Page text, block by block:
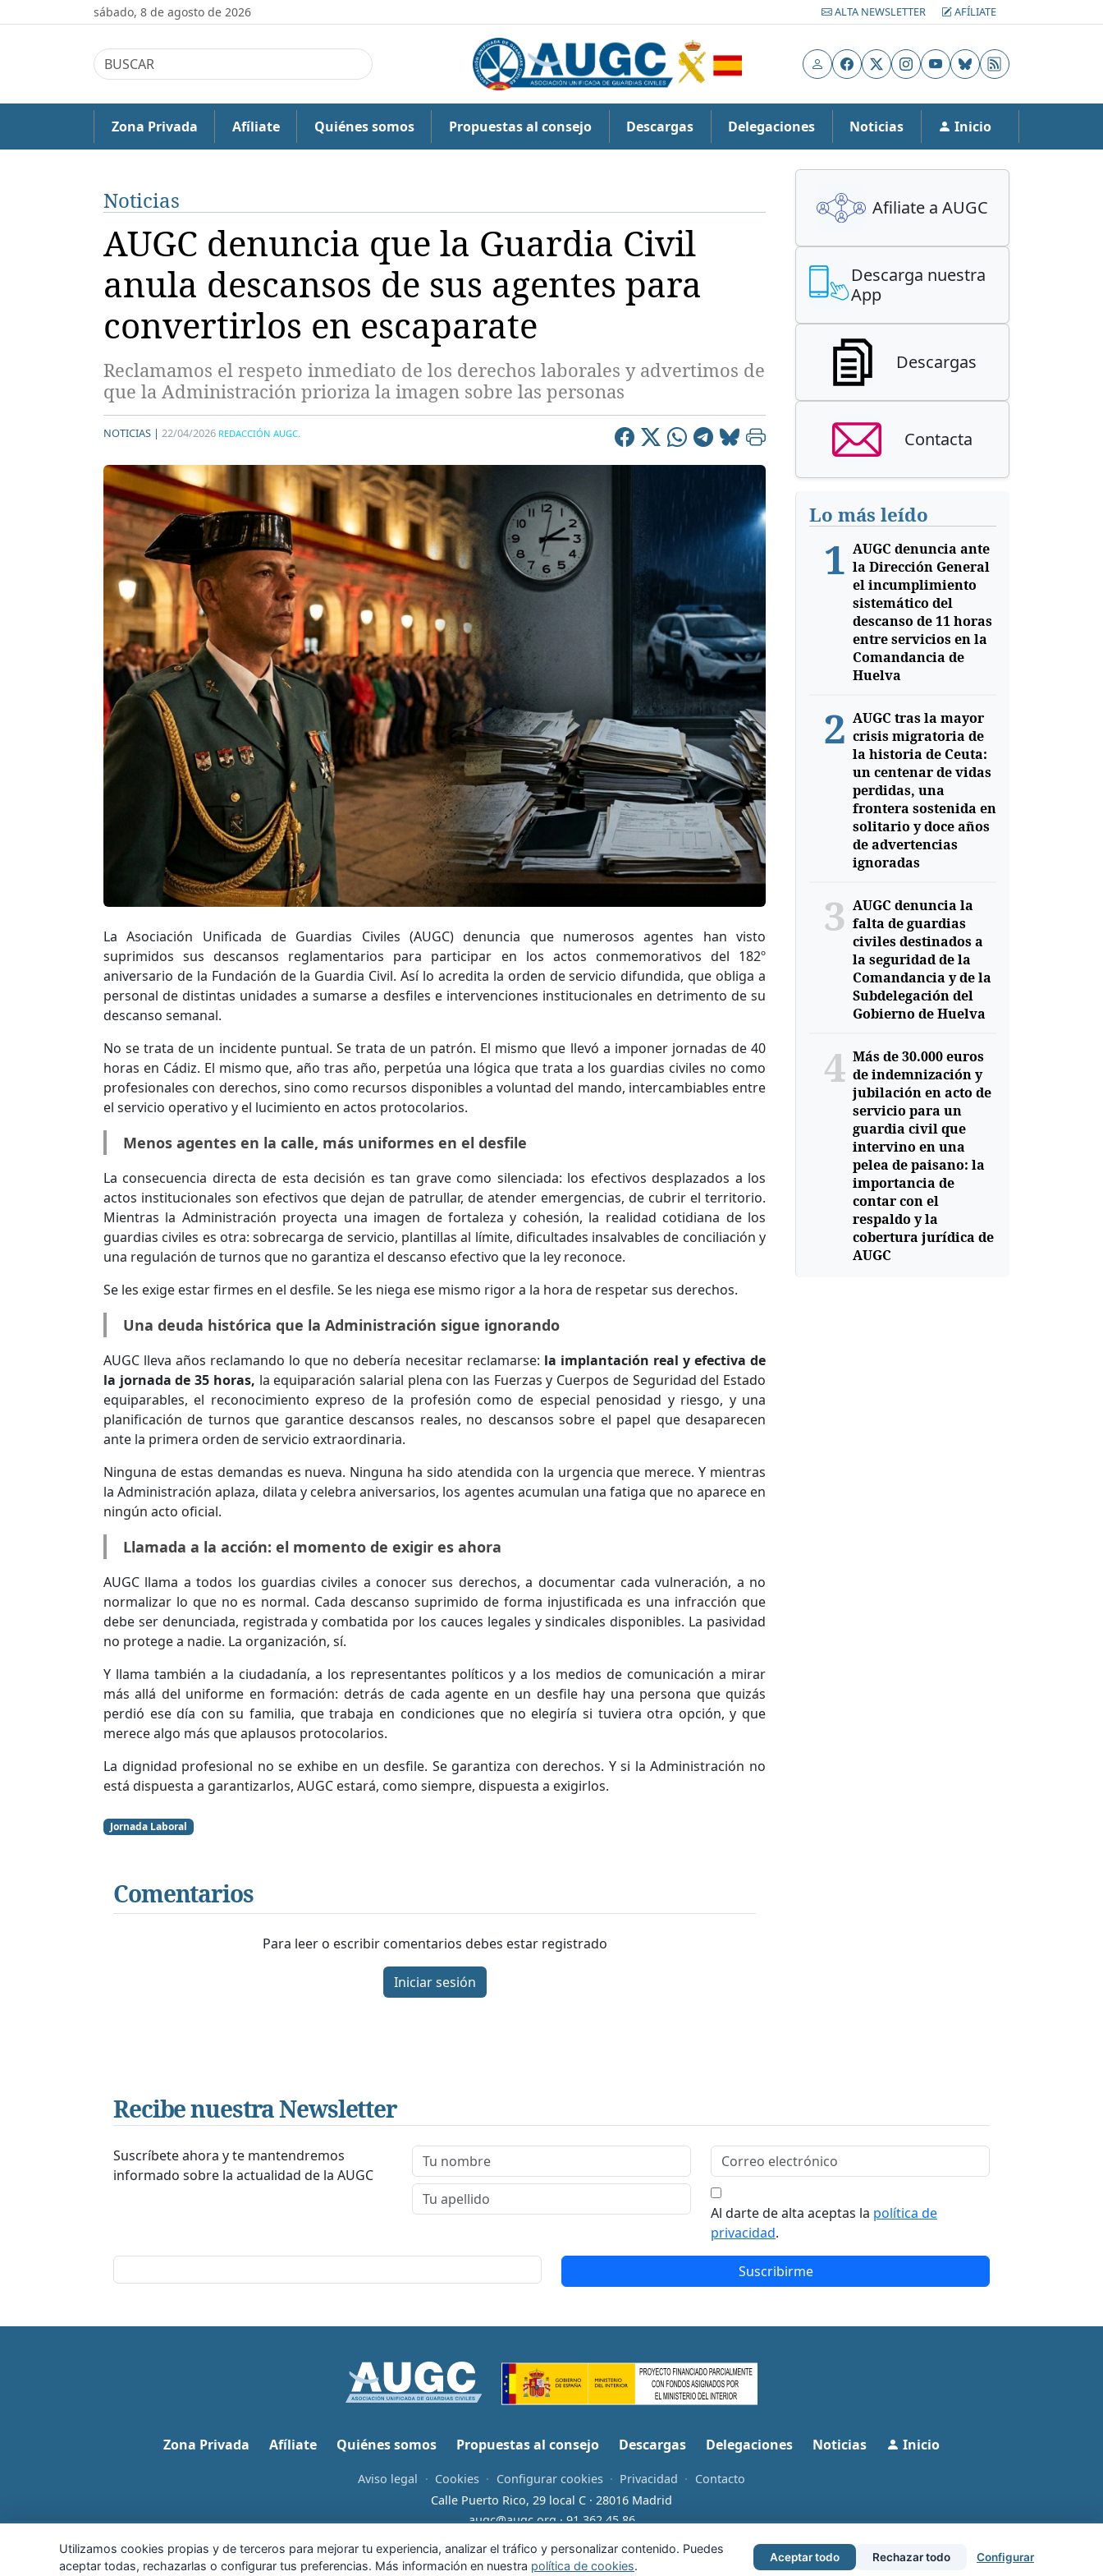
sábado, 8 de agosto de 2026 ALTA NEWSLETTER AFÍLIATE
UsuarioFacebook
X Instagram
YouTubeBluesky
RSS
Zona Privada Afíliate Quiénes somos Propuestas al consejo Descargas Delegaciones Noticias Inicio
Noticias
AUGC denuncia que la Guardia Civil
anula descansos de sus agentes para
convertirlos en escaparate
Reclamamos el respeto inmediato de los derechos laborales y advertimos de
que la Administración prioriza la imagen sobre las personas
NOTICIAS | 22/04/2026 REDACCIÓN AUGC.
La Asociación Unificada de Guardias Civiles (AUGC) denuncia que numerosos agentes han visto
suprimidos sus descansos reglamentarios para participar en los actos conmemorativos del 182º
aniversario de la Fundación de la Guardia Civil. Así lo acredita la orden de servicio difundida, que obliga a
personal de distintas unidades a sumarse a desfiles e intervenciones institucionales en detrimento de su
descanso semanal.
No se trata de un incidente puntual. Se trata de un patrón. El mismo que llevó a imponer jornadas de 40
horas en Cádiz. El mismo que, año tras año, perpetúa una lógica que trata a los guardias civiles no como
profesionales con derechos, sino como recursos disponibles a voluntad del mando, intercambiables entre
el servicio operativo y el lucimiento en actos protocolarios.
Menos agentes en la calle, más uniformes en el desfile
La consecuencia directa de esta decisión es tan grave como silenciada: los efectivos desplazados a los
actos institucionales son efectivos que dejan de patrullar, de atender emergencias, de cubrir el territorio.
Mientras la Administración proyecta una imagen de fortaleza y cohesión, la realidad cotidiana de los
guardias civiles es otra: sobrecarga de servicio, plantillas al límite, dificultades insalvables de conciliación y
una regulación de turnos que no garantiza el descanso efectivo que la ley reconoce.
Se les exige estar firmes en el desfile. Se les niega ese mismo rigor a la hora de respetar sus derechos.
Una deuda histórica que la Administración sigue ignorando
AUGC lleva años reclamando lo que no debería necesitar reclamarse: la implantación real y efectiva de
la jornada de 35 horas, la equiparación salarial plena con las Fuerzas y Cuerpos de Seguridad del Estado
equiparables, el reconocimiento expreso de la profesión como de especial penosidad y riesgo, y una
planificación de turnos que garantice descansos reales, no descansos sobre el papel que desaparecen
ante la primera orden de servicio extraordinaria.
Ninguna de estas demandas es nueva. Ninguna ha sido atendida con la urgencia que merece. Y mientras
la Administración aplaza, dilata y celebra aniversarios, los agentes acumulan una fatiga que no aparece en
ningún acto oficial.
Llamada a la acción: el momento de exigir es ahora
AUGC llama a todos los guardias civiles a conocer sus derechos, a documentar cada vulneración, a no
normalizar lo que no es normal. Cada descanso suprimido de forma injustificada es una infracción que
debe ser denunciada, registrada y combatida por los cauces legales y sindicales disponibles. La pasividad
no protege a nadie. La organización, sí.
Y llama también a la ciudadanía, a los representantes políticos y a los medios de comunicación a mirar
más allá del uniforme en formación: detrás de cada agente en un desfile hay una persona que quizás
perdió ese día con su familia, que trabaja en condiciones que no elegiría si tuviera otra opción, y que
merece algo más que aplausos protocolarios.
La dignidad profesional no se exhibe en un desfile. Se garantiza con derechos. Y si la Administración no
está dispuesta a garantizarlos, AUGC estará, como siempre, dispuesta a exigirlos.
Jornada Laboral
Comentarios
Para leer o escribir comentarios debes estar registrado
Iniciar sesión
Afiliate a AUGC
Descarga nuestra
App
Descargas
Contacta
Lo más leído
1 AUGC denuncia ante
la Dirección General
el incumplimiento
sistemático del
descanso de 11 horas
entre servicios en la
Comandancia de
Huelva
2 AUGC tras la mayor
crisis migratoria de
la historia de Ceuta:
un centenar de vidas
perdidas, una
frontera sostenida en
solitario y doce años
de advertencias
ignoradas
3 AUGC denuncia la
falta de guardias
civiles destinados a
la seguridad de la
Comandancia y de la
Subdelegación del
Gobierno de Huelva
4 Más de 30.000 euros
de indemnización y
jubilación en acto de
servicio para un
guardia civil que
intervino en una
pelea de paisano: la
importancia de
contar con el
respaldo y la
cobertura jurídica de
AUGC
Recibe nuestra Newsletter
Suscríbete ahora y te mantendremos
informado sobre la actualidad de la AUGC
Al darte de alta aceptas la política de
privacidad.
Suscribirme
Zona Privada Afíliate Quiénes somos Propuestas al consejo Descargas Delegaciones Noticias Inicio
Aviso legal · Cookies · Configurar cookies · Privacidad · Contacto
Calle Puerto Rico, 29 local C · 28016 Madrid
augc@augc.org ·91 362 45 86
UsuarioFacebook
X Instagram
YouTubeBluesky
RSS
Utilizamos cookies propias y de terceros para mejorar tu experiencia, analizar el tráfico y personalizar contenido. Puedes
aceptar todas, rechazarlas o configurar tus preferencias. Más información en nuestra política de cookies.
Aceptar todo Rechazar todo Configurar